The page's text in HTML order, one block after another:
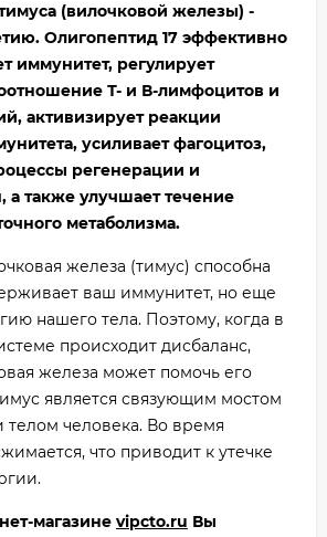
(вилочковой железы) -
Олигопептид 17 эффективно
иммунитет, регулирует
Т- и В-лимфоцитов и
активизирует реакции
усиливает фагоцитоз,
регенерации и
а также улучшает течение
метаболизма.
железа (тимус) способна
ваш иммунитет, но еще
нашего тела. Поэтому, когда в
происходит дисбаланс,
железа может помочь его
является связующим мостом
человека. Во время
что приводит к утечке
магазине vipcto.ru Вы